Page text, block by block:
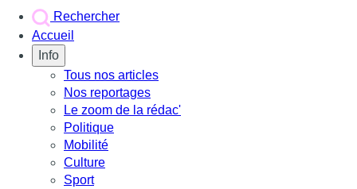
Rechercher
Accueil
Info
Tous nos articles
Nos reportages
Le zoom de la rédac'
Politique
Mobilité
Culture
Sport